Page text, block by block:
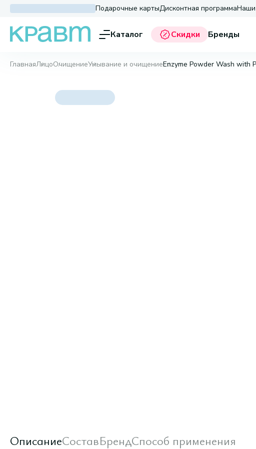
Подарочные картыДисконтная программаНаши
Каталог Скидки Бренды
ГлавнаяЛицоОчищениеУмывание и очищениеEnzyme Powder Wash with
ОписаниеСоставБрендСпособ применения